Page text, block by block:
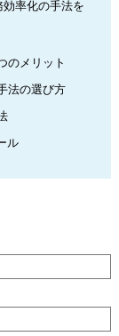
率化の手法を
のメリット
法の選び方
ル